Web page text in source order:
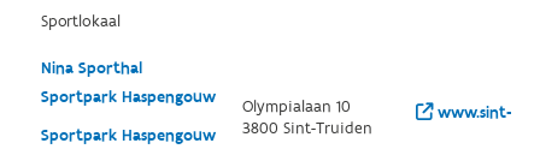
Sportlokaal
Nina Sporthal
Sportpark Haspengouw
Sportpark Haspengouw
Olympialaan 10
3800 Sint-Truiden
www.sint-